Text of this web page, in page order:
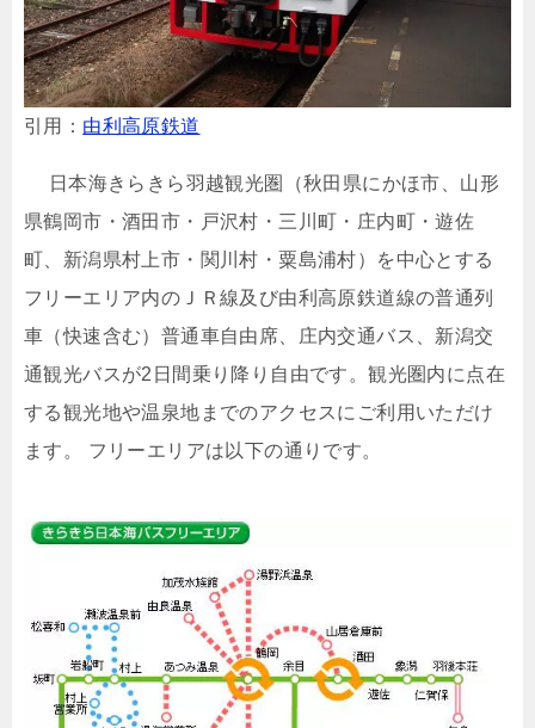
引用： 由利高原鉄道
日本海きらきら羽越観光圏（秋田県にかほ市、山形
県鶴岡市・酒田市・戸沢村・三川町・庄内町・遊佐
町、新潟県村上市・関川村・粟島浦村）を中心とする
フリーエリア内のＪＲ線及び由利高原鉄道線の普通列
車（快速含む）普通車自由席、庄内交通バス、新潟交
通観光バスが2日間乗り降り自由です。観光圏内に点在
する観光地や温泉地までのアクセスにご利用いただけ
ます。 フリーエリアは以下の通りです。